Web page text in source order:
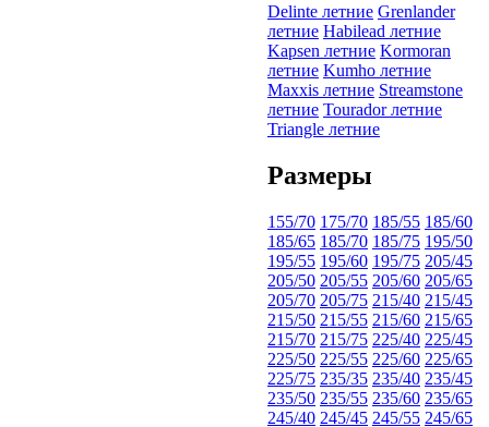
Delinte летние Grenlander
летние Habilead летние
Kapsen летние Kormoran
летние Kumho летние
Maxxis летние Streamstone
летние Tourador летние
Triangle летние
Размеры
155/70 175/70 185/55 185/60
185/65 185/70 185/75 195/50
195/55 195/60 195/75 205/45
205/50 205/55 205/60 205/65
205/70 205/75 215/40 215/45
215/50 215/55 215/60 215/65
215/70 215/75 225/40 225/45
225/50 225/55 225/60 225/65
225/75 235/35 235/40 235/45
235/50 235/55 235/60 235/65
245/40 245/45 245/55 245/65